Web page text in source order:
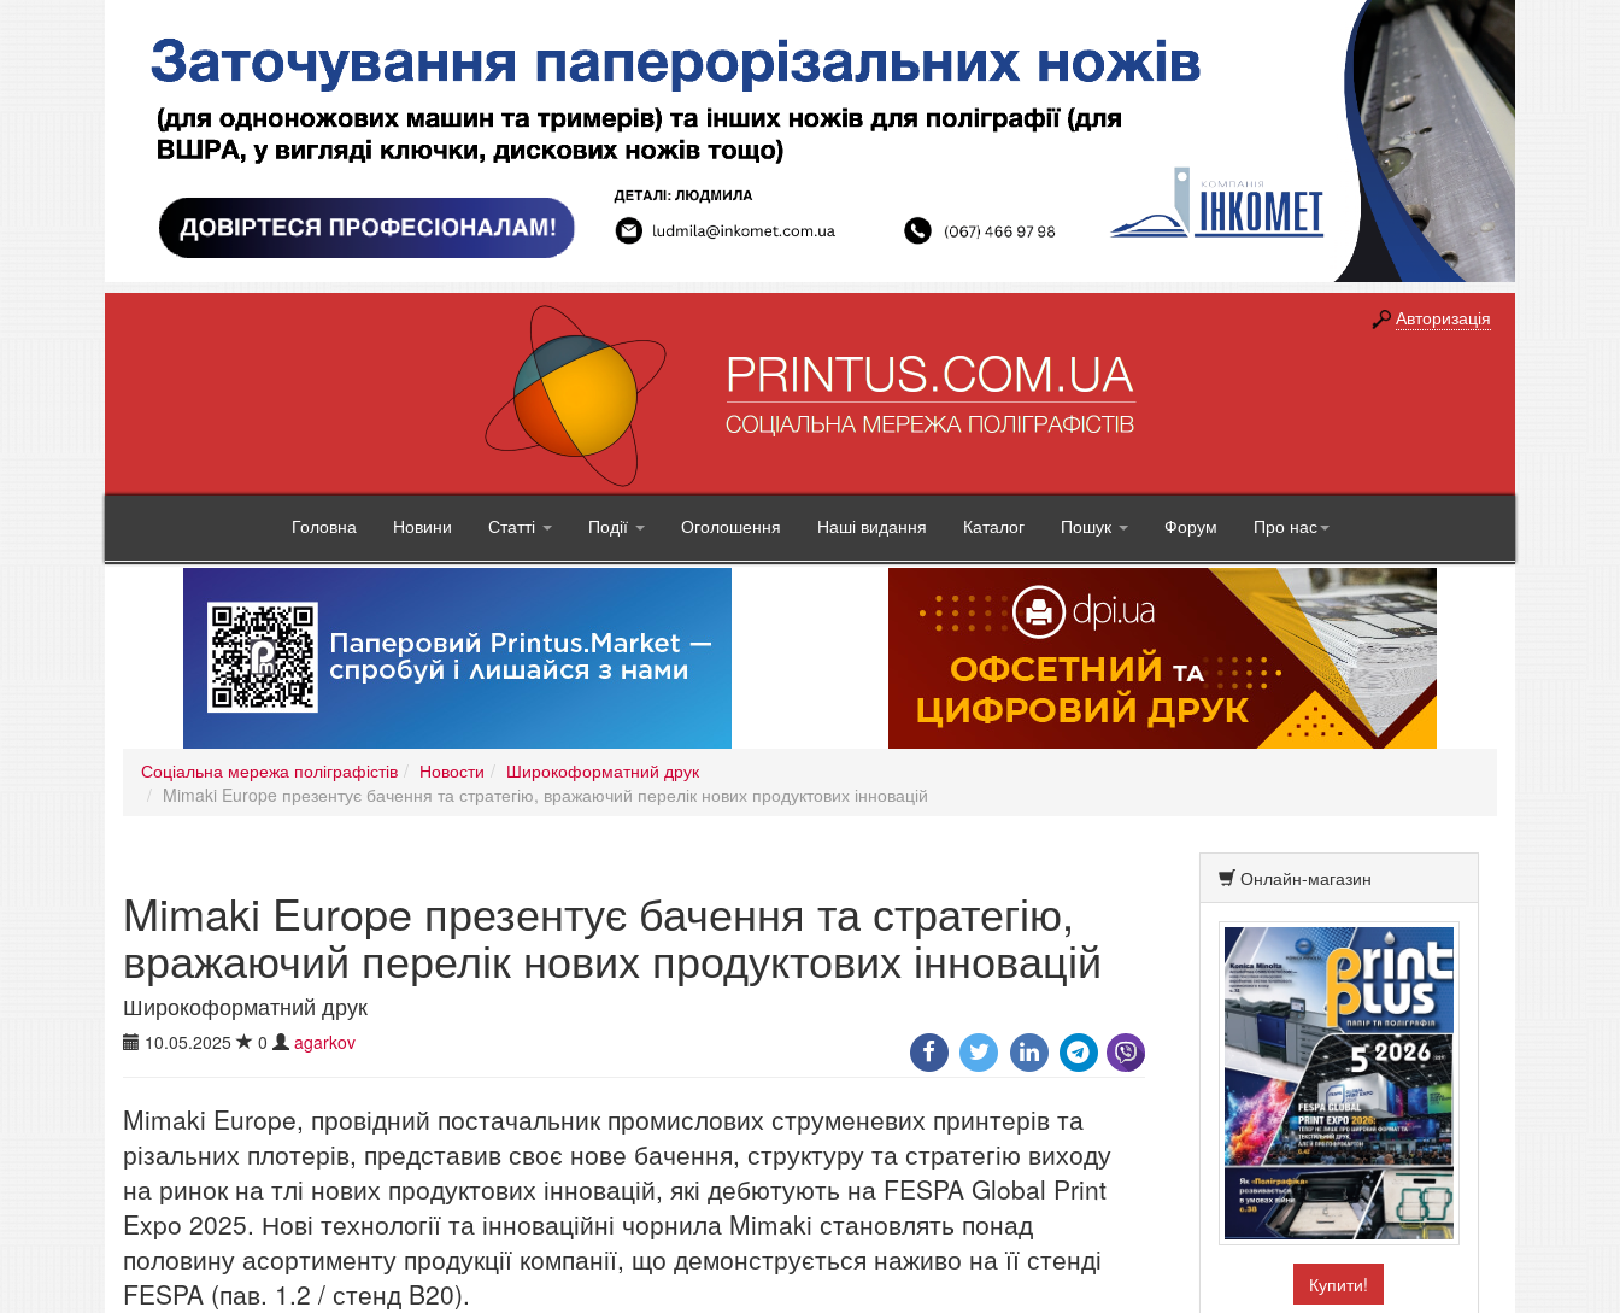
Авторизація
Головна Новини Статті Події Оголошення Наші видання Каталог Пошук Форум Про нас
Соціальна мережа поліграфістів Новости
Широкоформатний друк
Mimaki Europe презентує бачення та стратегію, вражаючий перелік нових продуктових інновацій
Mimaki Europe презентує бачення та стратегію,
вражаючий перелік нових продуктових інновацій
Широкоформатний друк
10.05.2025 0 agarkov
Mimaki Europe, провідний постачальник промислових струменевих принтерів та
різальних плотерів, представив своє нове бачення, структуру та стратегію виходу
на ринок на тлі нових продуктових інновацій, які дебютують на FESPA Global Print
Expo 2025. Нові технології та інноваційні чорнила Mimaki становлять понад
половину асортименту продукції компанії, що демонструється наживо на її стенді
FESPA (пав. 1.2 / стенд B20).
Онлайн-магазин
Купити!